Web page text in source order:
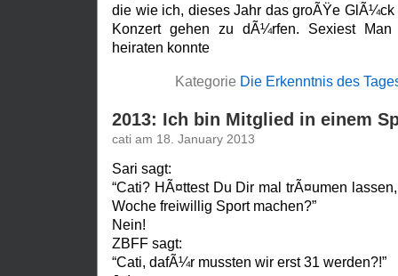
die wie ich, dieses Jahr das groÃŸe
Konzert gehen zu dÃ¼rfen. Sexiest
heiraten konnte
Kategorie Die Erkenntnis des
2013: Ich bin Mitglied in einem
cati am 18. January 2013
Sari sagt:
“Cati? HÃ¤ttest Du Dir mal trÃ¤umen
Woche freiwillig Sport machen?”
Nein!
ZBFF sagt:
“Cati, dafÃ¼r mussten wir erst 31 werden?!”